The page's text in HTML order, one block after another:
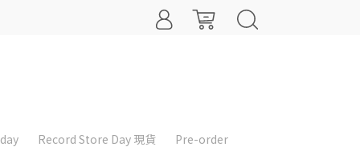
Record Store Day 現貨 Pre-order